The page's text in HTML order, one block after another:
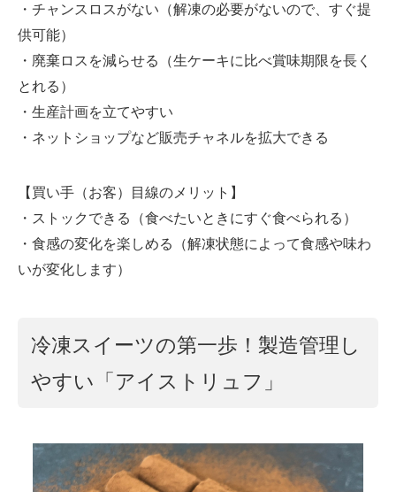
・チャンスロスがない（解凍の必要がないので、すぐ提
供可能）
・廃棄ロスを減らせる（生ケーキに比べ賞味期限を長く
とれる）
・生産計画を立てやすい
・ネットショップなど販売チャネルを拡大できる
【買い手（お客）目線のメリット】
・ストックできる（食べたいときにすぐ食べられる）
・食感の変化を楽しめる（解凍状態によって食感や味わ
いが変化します）
冷凍スイーツの第一歩！製造管理し
やすい「アイストリュフ」